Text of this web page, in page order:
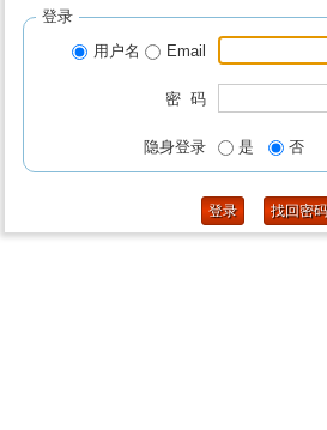
登录
用户名
Email
密 码
隐身登录 是 否